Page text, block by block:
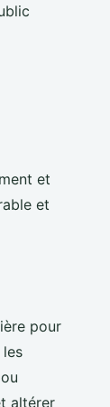
et
et
pour
altérer